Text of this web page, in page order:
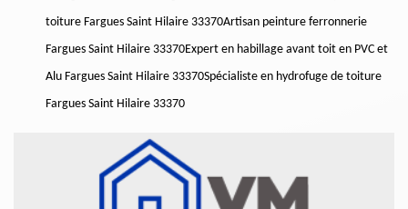
toiture Fargues Saint Hilaire 33370Artisan peinture ferronnerie
Fargues Saint Hilaire 33370Expert en habillage avant toit en PVC et
Alu Fargues Saint Hilaire 33370Spécialiste en hydrofuge de toiture
Fargues Saint Hilaire 33370